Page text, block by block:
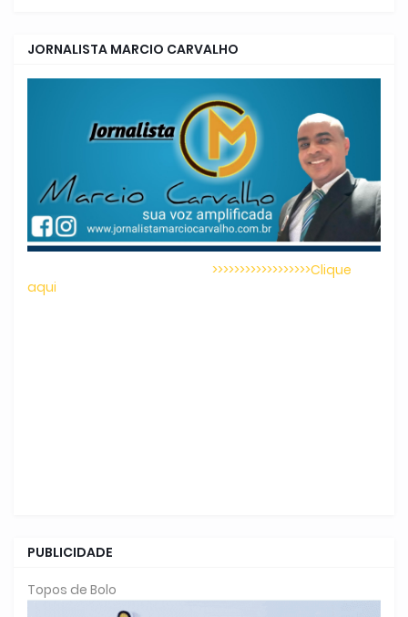
JORNALISTA MARCIO CARVALHO
>>>>>>>>>>>>>>>>>>Clique
aqui
PUBLICIDADE
Topos de Bolo